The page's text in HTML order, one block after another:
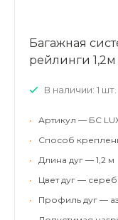
Багажная
рейлинги 1,2м
В наличии: 1 шт.
•
Артикул — БС
•
Способ
•
Длина дуг — 1,2 м
•
Цвет дуг —
•
Профиль дуг —